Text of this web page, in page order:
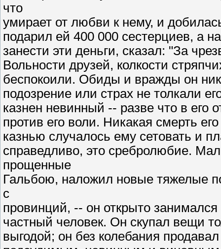
что
умирает от любви к нему, и
подарил ей 400 000 сестерциев, а
занести эти деньги, сказал: "За
Вольности друзей, колкости
беспокоили. Обиды и вражды он
подозрение или страх не толкали
казнен невинный -- разве что в его
против его воли. Никакая смерть
казнью случалось ему сетовать и
справедливо, это сребролюбие.
прощенные
Гальбою, наложил новые тяжелые
с
провинций, -- он открыто
частный человек. Он скупал вещи
выгодой; он без колебания